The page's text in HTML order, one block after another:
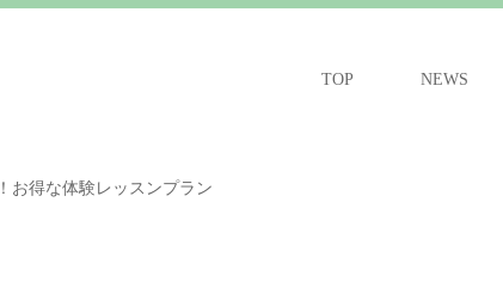
TOP NEWS
お得な体験レッスンプラン